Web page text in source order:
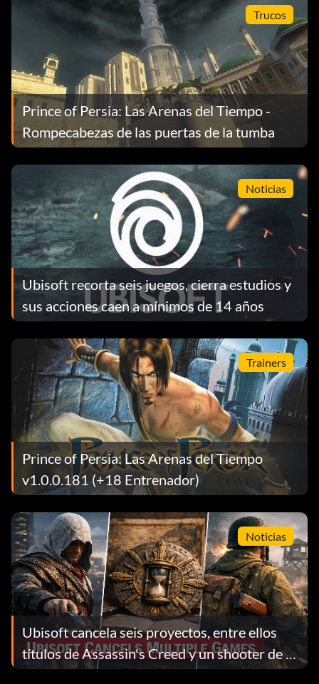
Trucos
Prince of Persia: Las Arenas del Tiempo -
Rompecabezas de las puertas de la tumba
Noticias
Ubisoft recorta seis juegos, cierra estudios y
sus acciones caen a mínimos de 14 años
Trainers
Prince of Persia: Las Arenas del Tiempo
v1.0.0.181 (+18 Entrenador)
Noticias
Ubisoft cancela seis proyectos, entre ellos
títulos de Assassin's Creed y un shooter de la
Segunda Guerra Mundial